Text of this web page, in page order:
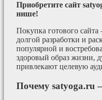
Приобретите сайт
нише!
Покупка готового сайта
долгой разработки и
популярной и
здоровый образ жизни,
привлекают целевую
Почему satyoga.ru